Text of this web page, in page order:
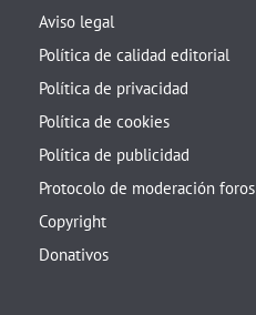
Aviso legal
Política de calidad editorial
Política de privacidad
Política de cookies
Política de publicidad
Protocolo de moderación foros
Copyright
Donativos